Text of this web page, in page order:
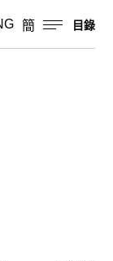
簡 目錄